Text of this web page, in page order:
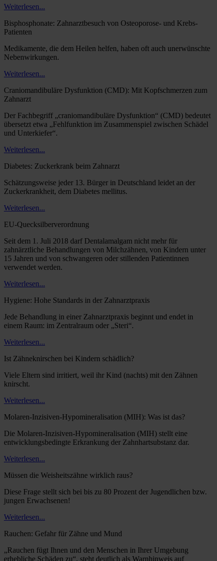
Weiterlesen...
Bisphosphonate: Zahnarztbesuch von Osteoporose- und Krebs-
Patienten
Medikamente, die dem Heilen helfen, haben oft auch unerwünschte
Nebenwirkungen.
Weiterlesen...
Craniomandibuläre Dysfunktion (CMD): Mit Kopfschmerzen zum
Zahnarzt
Der Fachbegriff „craniomandibuläre Dysfunktion“ (CMD) bedeutet
übersetzt etwa „Fehlfunktion im Zusammenspiel zwischen Schädel
und Unterkiefer“.
Weiterlesen...
Diabetes: Zuckerkrank beim Zahnarzt
Schätzungsweise jeder 13. Bürger in Deutschland leidet an der
Zuckerkrankheit, dem Diabetes mellitus.
Weiterlesen...
EU-Quecksilberverordnung
Seit dem 1. Juli 2018 darf Dentalamalgam nicht mehr für
zahnärztliche Behandlungen von Milchzähnen, von Kindern unter
15 Jahren und von schwangeren oder stillenden Patientinnen
verwendet werden.
Weiterlesen...
Hygiene: Hohe Standards in der Zahnarztpraxis
Jede Behandlung in einer Zahnarztpraxis beginnt und endet in
einem Raum: im Zentralraum oder „Steri“.
Weiterlesen...
Ist Zähneknirschen bei Kindern schädlich?
Viele Eltern sind irritiert, weil ihr Kind (nachts) mit den Zähnen
knirscht.
Weiterlesen...
Molaren-Inzisiven-Hypomineralisation (MIH): Was ist das?
Die Molaren-Inzisiven-Hypomineralisation (MIH) stellt eine
entwicklungsbedingte Erkrankung der Zahnhartsubstanz dar.
Weiterlesen...
Müssen die Weisheitszähne wirklich raus?
Diese Frage stellt sich bei bis zu 80 Prozent der Jugendlichen bzw.
jungen Erwachsenen!
Weiterlesen...
Rauchen: Gefahr für Zähne und Mund
„Rauchen fügt Ihnen und den Menschen in Ihrer Umgebung
erhebliche Schäden zu“, steht deutlich als Warnhinweis auf